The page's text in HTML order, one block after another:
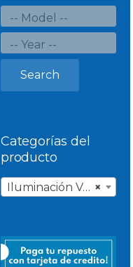
Search
Categorías del
producto
×
Iluminación Vehicular